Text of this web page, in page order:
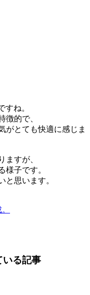
ね。
徴的で、
がとても快適に感じま
ますが、
様子です。
と思います。
いる記事